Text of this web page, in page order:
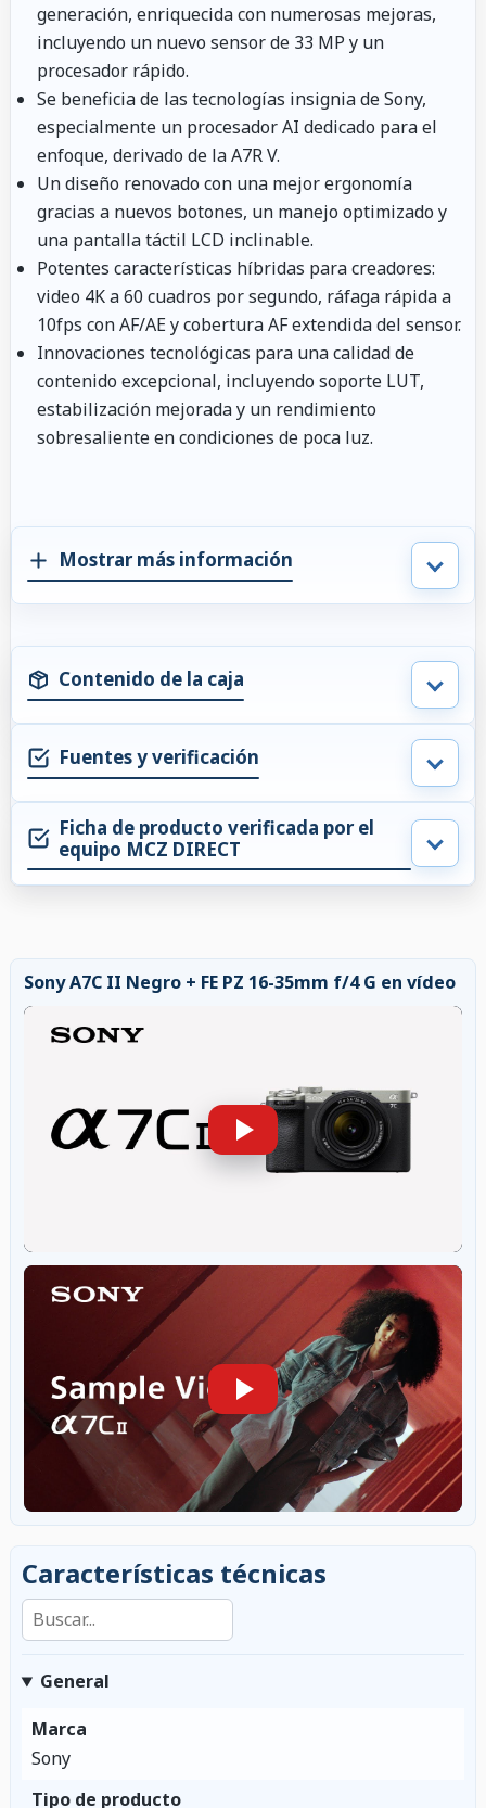
generación, enriquecida con numerosas mejoras,
incluyendo un nuevo sensor de 33 MP y un
procesador rápido.
Se beneficia de las tecnologías insignia de Sony,
especialmente un procesador AI dedicado para el
enfoque, derivado de la A7R V.
Un diseño renovado con una mejor ergonomía
gracias a nuevos botones, un manejo optimizado y
una pantalla táctil LCD inclinable.
Potentes características híbridas para creadores:
video 4K a 60 cuadros por segundo, ráfaga rápida a
10fps con AF/AE y cobertura AF extendida del sensor.
Innovaciones tecnológicas para una calidad de
contenido excepcional, incluyendo soporte LUT,
estabilización mejorada y un rendimiento
sobresaliente en condiciones de poca luz.
Mostrar más información
Contenido de la caja
Fuentes y verificación
Ficha de producto verificada por el
equipo MCZ DIRECT
Sony A7C II Negro + FE PZ 16-35mm f/4 G en vídeo
Características técnicas
Buscar en las características
General
Marca
Sony
Tipo de producto